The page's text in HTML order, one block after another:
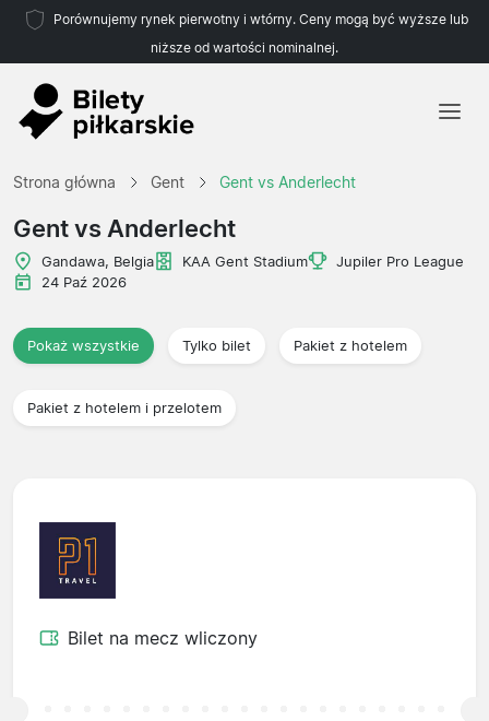
Porównujemy rynek pierwotny i wtórny. Ceny mogą być wyższe lub
niższe od wartości nominalnej.
Strona główna Gent Gent vs Anderlecht
Gent vs Anderlecht
Gandawa, Belgia KAA Gent Stadium
Jupiler Pro League
24 Paź 2026
Pokaż wszystkie Tylko bilet Pakiet z hotelem
Pakiet z hotelem i przelotem
Bilet na mecz wliczony